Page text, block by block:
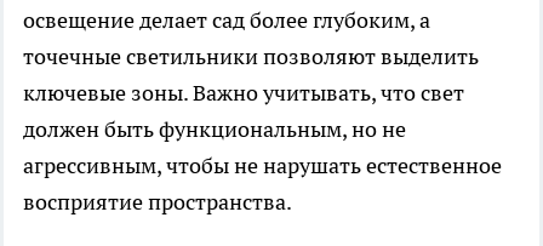
освещение делает сад более глубоким, а
точечные светильники позволяют выделить
ключевые зоны. Важно учитывать, что свет
должен быть функциональным, но не
агрессивным, чтобы не нарушать естественное
восприятие пространства.